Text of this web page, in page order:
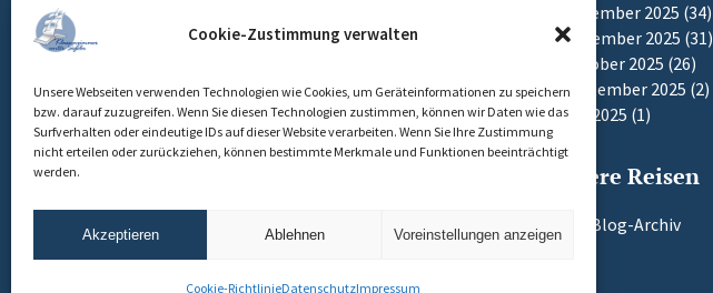
Cookie-Zustimmung verwalten
Unsere Webseiten verwenden Technologien wie Cookies, um Geräteinformationen zu speichern
bzw. darauf zuzugreifen. Wenn Sie diesen Technologien zustimmen, können wir Daten wie das
Surfverhalten oder eindeutige IDs auf dieser Website verarbeiten. Wenn Sie Ihre Zustimmung
nicht erteilen oder zurückziehen, können bestimmte Merkmale und Funktionen beeinträchtigt
werden.
Akzeptieren Ablehnen Voreinstellungen anzeigen
Cookie-RichtlinieDatenschutzImpressum
Einlaufen
Dezember 2025 (34)
November 2025 (31)
Oktober 2025 (26)
September 2025 (2)
Mai 2025 (1)
Frühere Reisen
Zum Blog-Archiv